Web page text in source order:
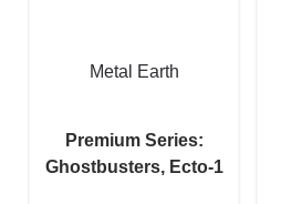
Metal Earth
Premium Series:
Ghostbusters, Ecto-1